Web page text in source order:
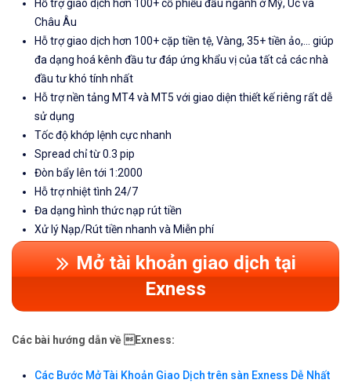
Hỗ trợ giao dịch hơn 100+ cổ phiếu đầu ngành ở Mỹ, Úc và
Châu Âu
Hỗ trợ giao dịch hơn 100+ cặp tiền tệ, Vàng, 35+ tiền ảo,... giúp
đa dạng hoá kênh đầu tư đáp ứng khẩu vị của tất cả các nhà
đầu tư khó tính nhất
Hỗ trợ nền tảng MT4 và MT5 với giao diện thiết kế riêng rất dễ
sử dụng
Tốc độ khớp lệnh cực nhanh
Spread chỉ từ 0.3 pip
Đòn bẩy lên tới 1:2000
Hỗ trợ nhiệt tình 24/7
Đa dạng hình thức nạp rút tiền
Xử lý Nạp/Rút tiền nhanh và Miễn phí
Mở tài khoản giao dịch tại
Exness
Các bài hướng dẫn về Exness:
Các Bước Mở Tài Khoản Giao Dịch trên sàn Exness Dễ Nhất